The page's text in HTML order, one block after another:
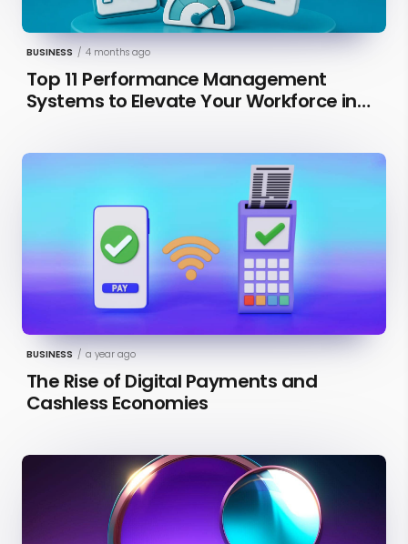
BUSINESS / 4 months ago
Top 11 Performance Management
Systems to Elevate Your Workforce in
BUSINESS / a year ago
The Rise of Digital Payments and
Cashless Economies